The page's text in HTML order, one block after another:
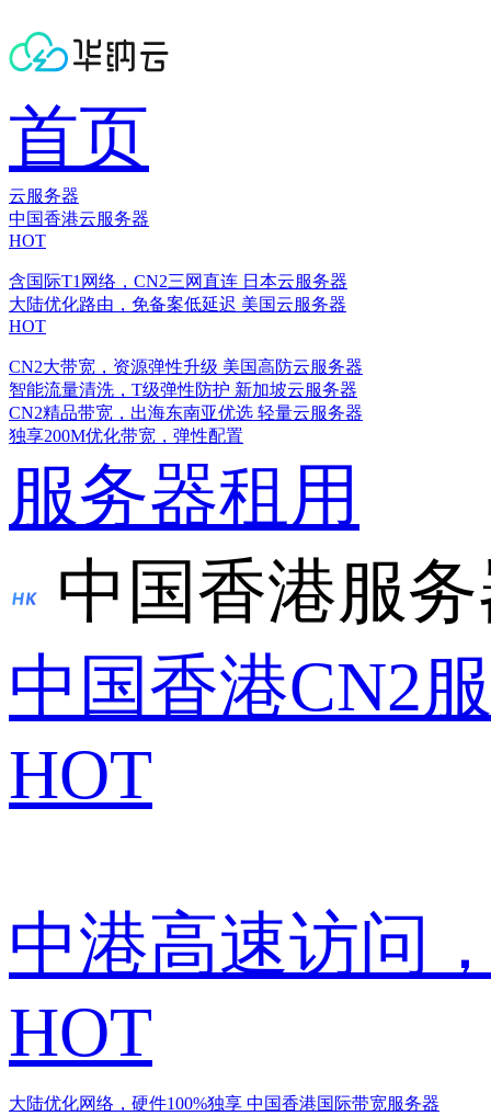
首页
云服务器
中国香港云服务器
HOT
含国际T1网络，CN2三网直连 日本云服务器
大陆优化路由，免备案低延迟 美国云服务器
HOT
CN2大带宽，资源弹性升级 美国高防云服务器
智能流量清洗，T级弹性防护 新加坡云服务器
CN2精品带宽，出海东南亚优选 轻量云服务器
独享200M优化带宽，弹性配置
服务器租用
中国香港服
中国香港CN2
HOT
中港高速访问
HOT
大陆优化网络，硬件100%独享 中国香港国际带宽服务器